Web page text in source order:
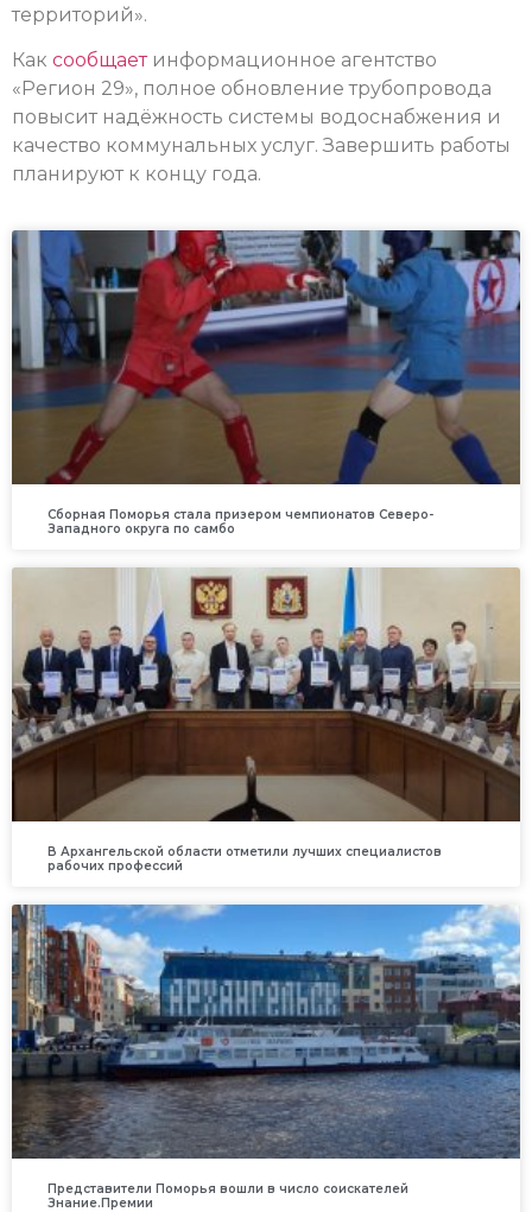
территорий».
Как сообщаетинформационное агентство
«Регион 29», полное обновление трубопровода
повысит надёжность системы водоснабжения и
качество коммунальных услуг. Завершить работы
планируют к концу года.
Сборная Поморья стала призером чемпионатов Северо-
Западного округа по самбо
В Архангельской области отметили лучших специалистов
рабочих профессий
Представители Поморья вошли в число соискателей
Знание.Премии